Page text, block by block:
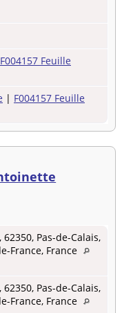
F004157 Feuille
| F004157 Feuille
62350, Pas-de-Calais,
France, France
62350, Pas-de-Calais,
France, France